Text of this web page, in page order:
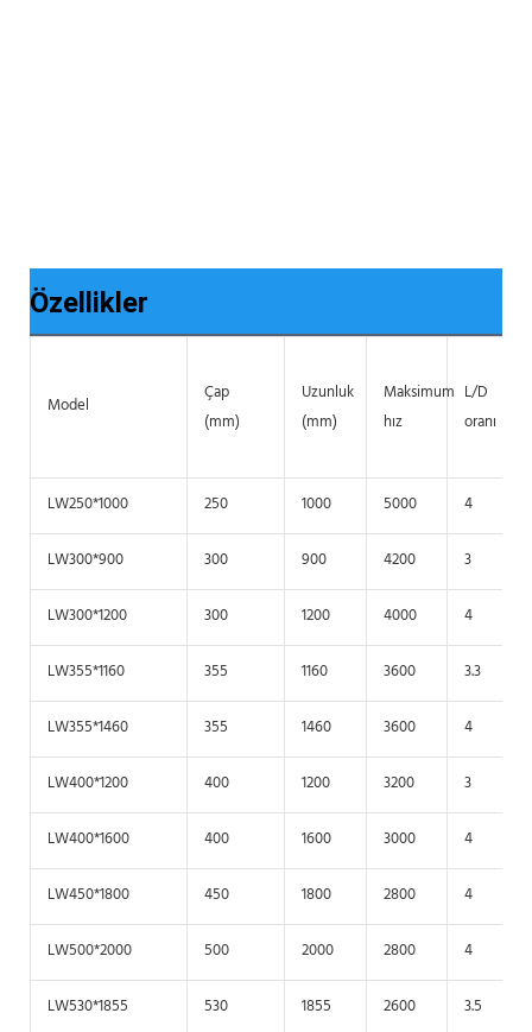
Özellikler
Model
Çap
(mm)
Uzunluk
(mm)
Maksimum
hız
L/D
oranı
LW250*1000 250 1000 5000 4
LW300*900 300 900 4200 3
LW300*1200 300 1200 4000 4
LW355*1160 355 1160 3600 3.3
LW355*1460 355 1460 3600 4
LW400*1200 400 1200 3200 3
LW400*1600 400 1600 3000 4
LW450*1800 450 1800 2800 4
LW500*2000 500 2000 2800 4
LW530*1855 530 1855 2600 3.5